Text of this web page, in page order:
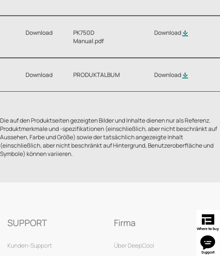
Download
PK750D
Manual.pdf
Download
Download PRODUKTALBUM Download
Die auf den Produktseiten gezeigten Bilder und Inhalte dienen nur als Referenz.
Produktmerkmale und -spezifikationen (einschließlich, aber nicht beschränkt auf
Aussehen, Farbe und Größe) sowie der tatsächlich angezeigte Inhalt
(einschließlich, aber nicht beschränkt auf Hintergrund, Benutzeroberfläche und
Symbole) können variieren.
SUPPORT
Kunden-Support
Firma
Über DeepCool